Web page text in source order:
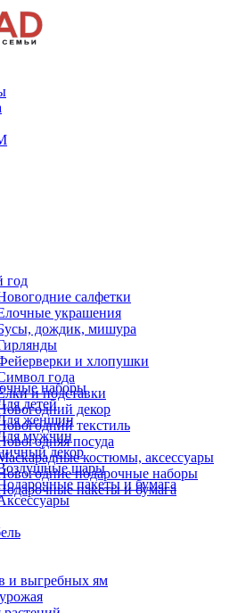
год
салфетки
украшения
дождик, мишура
и хлопушки
года
и подставки
декор
текстиль
посуда
костюмы, аксессуары
подарочные наборы
пакеты и бумага
наборы
детей
женщин
мужчин
декор
шары
пакеты и бумага
и выгребных ям